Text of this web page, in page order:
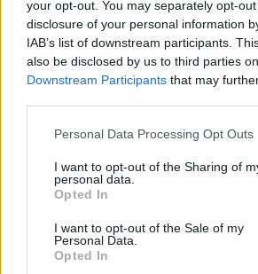
your opt-out. You may separately opt-
disclosure of your personal information
IAB’s list of downstream participants.
also be disclosed by us to third parties
Downstream Participants that may
Personal Data Processing Opt Outs
I want to opt-out of the Sharing of
personal data.
Opted In
I want to opt-out of the Sale of my
Personal Data.
Opted In
ARTIGOS RELACIONADOS
Deputados do PSD
Sinfónica da ARMAB pelo
certame internacional de